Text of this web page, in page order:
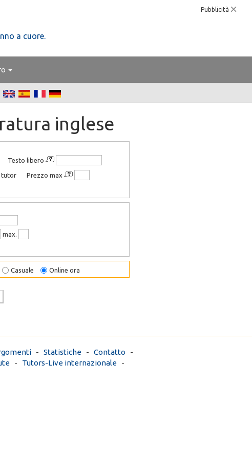
Pubblicità
a cuore.
inglese
Testo libero
tutor Prezzo max
max.
Casuale Online ora
- Statistiche- Contatto -
- Tutors-Live internazionale-